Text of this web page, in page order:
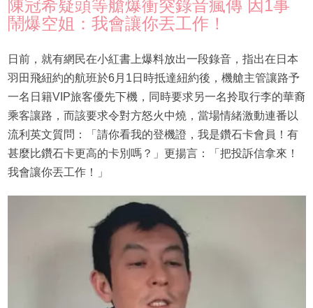
陳冠希疑頭等艙爆衝突錄音瘋傳 因1事
鬧爆空姐：我會讓你丟工作！
日前，就有網民在小紅書上爆料放出一段錄音，指出在日本
羽田飛紐約的航班於6月1日時抵達紐約後，機艙主管讓路予
一名日籍VIP旅客優先下機，同時要求另一名拎取行李的華裔
乘客讓路，而該要求令對方怒火中燒，當場情緒激動連番以
流利英文質問：「請你看我的登機證，我是鑽石卡會員！有
甚麼比鑽石卡更高的卡別嗎？」更揚言：「把投訴信拿來！
我會讓你丟工作！」